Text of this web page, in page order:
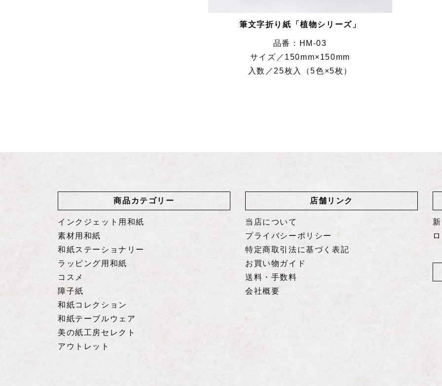
筆文字折り紙「植物シリーズ」
HM-03
サイズ／150mm×150mm
入数／25枚入（5色×5枚）
商品カテゴリー
インクジェット用和紙
素材用和紙
和紙ステーショナリー
ラッピング用和紙
コスメ
障子紙
和紙コレクション
和紙テーブルウェア
美の紙工房セレクト
アウトレット
店舗リンク
当店について
プライバシーポリシー
特定商取引法に基づく表記
お買い物ガイド
送料・手数料
会社概要